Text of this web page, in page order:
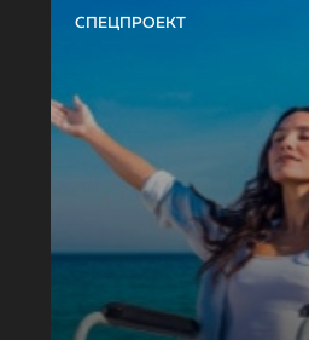
СПЕЦПРОЕКТ